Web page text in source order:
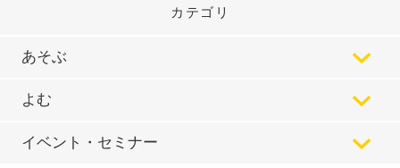
カテゴリ
あそぶ
よむ
イベント・セミナー